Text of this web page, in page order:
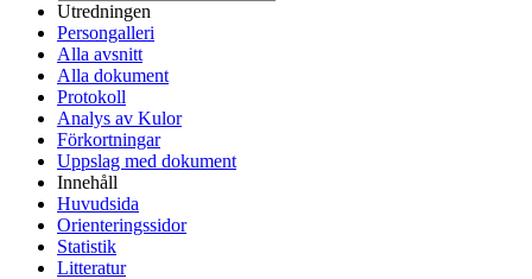
Utredningen
Persongalleri
Alla avsnitt
Alla dokument
Protokoll
Analys av Kulor
Förkortningar
Uppslag med dokument
Innehåll
Huvudsida
Orienteringssidor
Statistik
Litteratur